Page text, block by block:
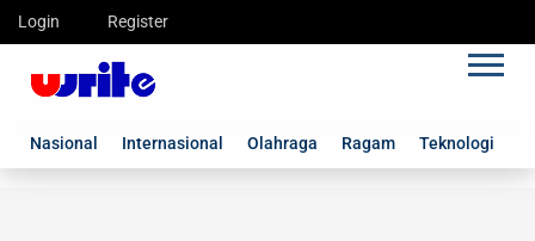
Login Register
Nasional Internasional Olahraga Ragam Teknologi